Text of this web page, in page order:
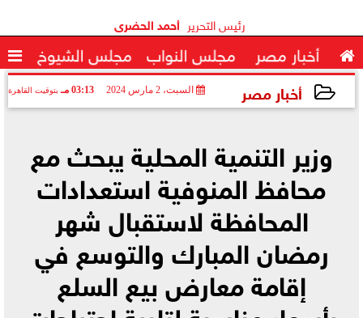
رئيس التحرير أحمد الحضرى
 أخبار مصر مجلس النواب مجلس الشيوخ 
أخبار مصر السبت، 2 مارس 2024 03:13 مـ بتوقيت القاهرة
وزير التنمية المحلية يبحث مع
محافظ المنوفية استعدادات
المحافظة لاستقبال شهر
رمضان المبارك والتوسع في
إقامة معارض بيع السلع